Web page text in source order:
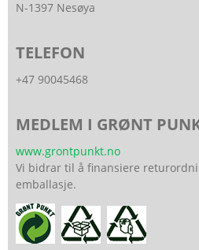
N-1397 Nesøya
TELEFON
+47 90045468
MEDLEM I GRØNT
www.grontpunkt.no
Vi bidrar til å finansiere
emballasje.